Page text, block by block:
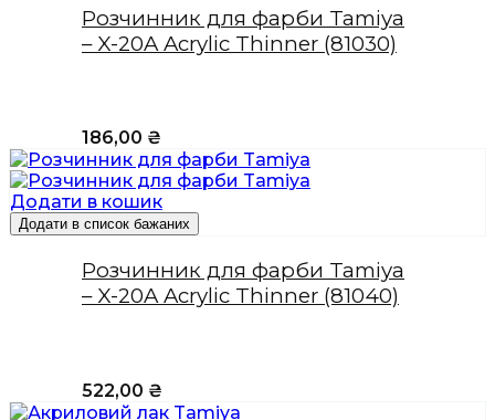
Розчинник для фарби Tamiya
– X-20A Acrylic Thinner (81030)
186,00 ₴
Додати в кошик
Додати в список бажаних
Розчинник для фарби Tamiya
– X-20A Acrylic Thinner (81040)
522,00 ₴